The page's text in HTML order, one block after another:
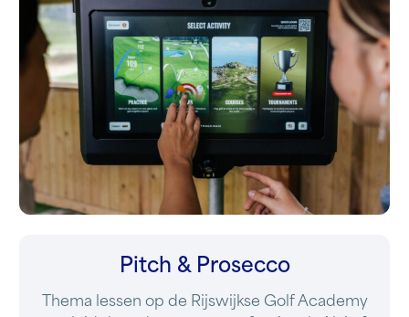
Pitch & Prosecco
Thema lessen op de Rijswijkse Golf Academy